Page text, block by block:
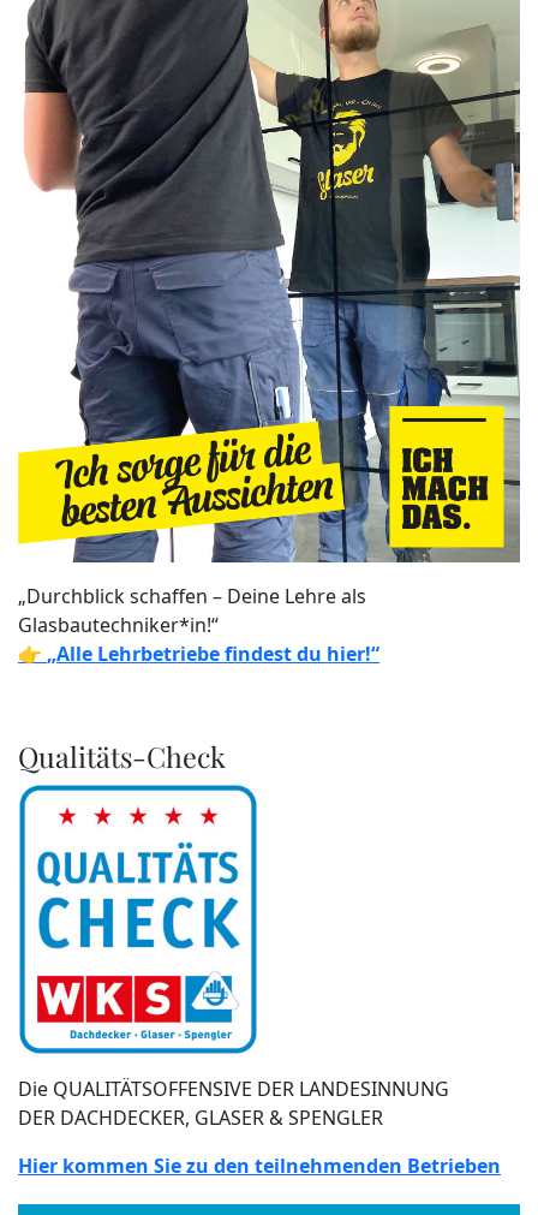
„Durchblick schaffen – Deine Lehre als
Glasbautechniker*in!“
👉 „Alle Lehrbetriebe findest du hier!“
Qualitäts-Check
Die QUALITÄTSOFFENSIVE DER LANDESINNUNG
DER DACHDECKER, GLASER & SPENGLER
Hier kommen Sie zu den teilnehmenden Betrieben